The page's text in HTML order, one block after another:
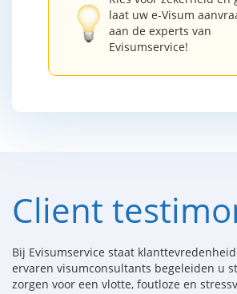
laat uw e-Visum
aan de experts van
Evisumservice!
Client
Bij Evisumservice staat
ervaren visumconsultants begeleiden u
zorgen voor een vlotte, foutloze en